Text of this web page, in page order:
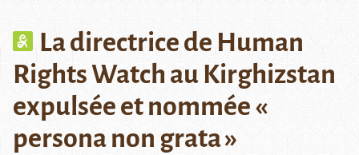
La directrice de Human
Rights Watch au Kirghizstan
expulsée et nommée «
persona non grata »